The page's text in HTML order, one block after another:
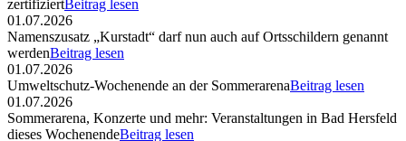
zertifiziertBeitrag lesen
01.07.2026
Namenszusatz „Kurstadt“ darf nun auch auf Ortsschildern genannt
werdenBeitrag lesen
01.07.2026
Umweltschutz-Wochenende an der SommerarenaBeitrag lesen
01.07.2026
Sommerarena, Konzerte und mehr: Veranstaltungen in Bad Hersfeld
dieses WochenendeBeitrag lesen